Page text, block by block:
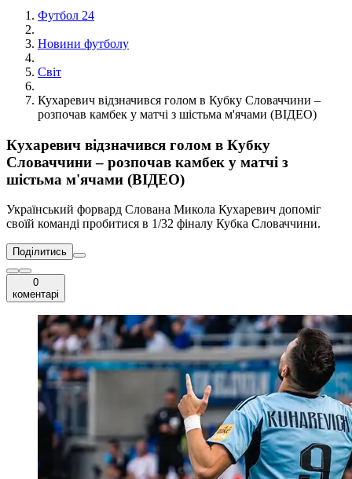
Футбол 24
Новини футболу
Світ
Кухаревич відзначився голом в Кубку Словаччини –
розпочав камбек у матчі з шістьма м'ячами (ВІДЕО)
Кухаревич відзначився голом в Кубку
Словаччини – розпочав камбек у матчі з
шістьма м'ячами (ВІДЕО)
Український форвард Слована Микола Кухаревич допоміг
своїй команді пробитися в 1/32 фіналу Кубка Словаччини.
Поділитись
0
коментарі